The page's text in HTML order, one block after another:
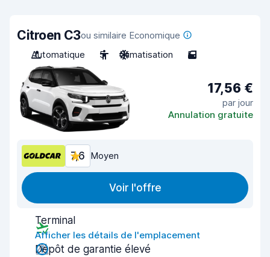
Citroen C3ou similaire Economique
Automatique
5 Climatisation 5
17,56 €
par jour
Annulation gratuite
7,6 Moyen
Voir l'offre
Terminal
Afficher les détails de l'emplacement
Dépôt de garantie élevé